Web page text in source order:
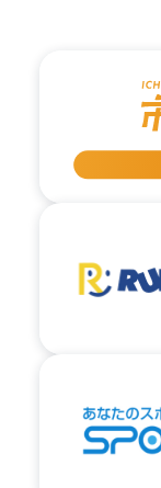
03. ヘアーカ